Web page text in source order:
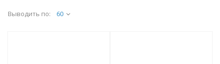
Выводить по: 60